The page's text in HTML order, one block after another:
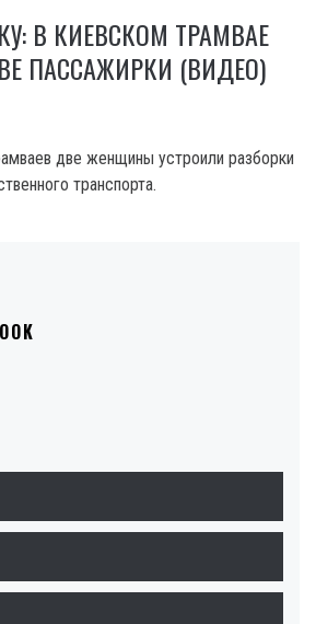
В КИЕВСКОМ ТРАМВАЕ
ПАССАЖИРКИ (ВИДЕО)
две женщины устроили разборки
транспорта.